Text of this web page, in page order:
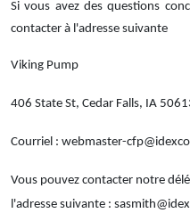
Si vous avez des questions
contacter à l'adresse suivante
Viking Pump
406 State St, Cedar Falls, IA
Courriel : webmaster-
Vous pouvez contacter notre
l'adresse suivante :